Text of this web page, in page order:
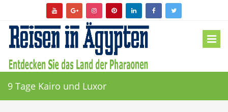
9 Tage Kairo und Luxor